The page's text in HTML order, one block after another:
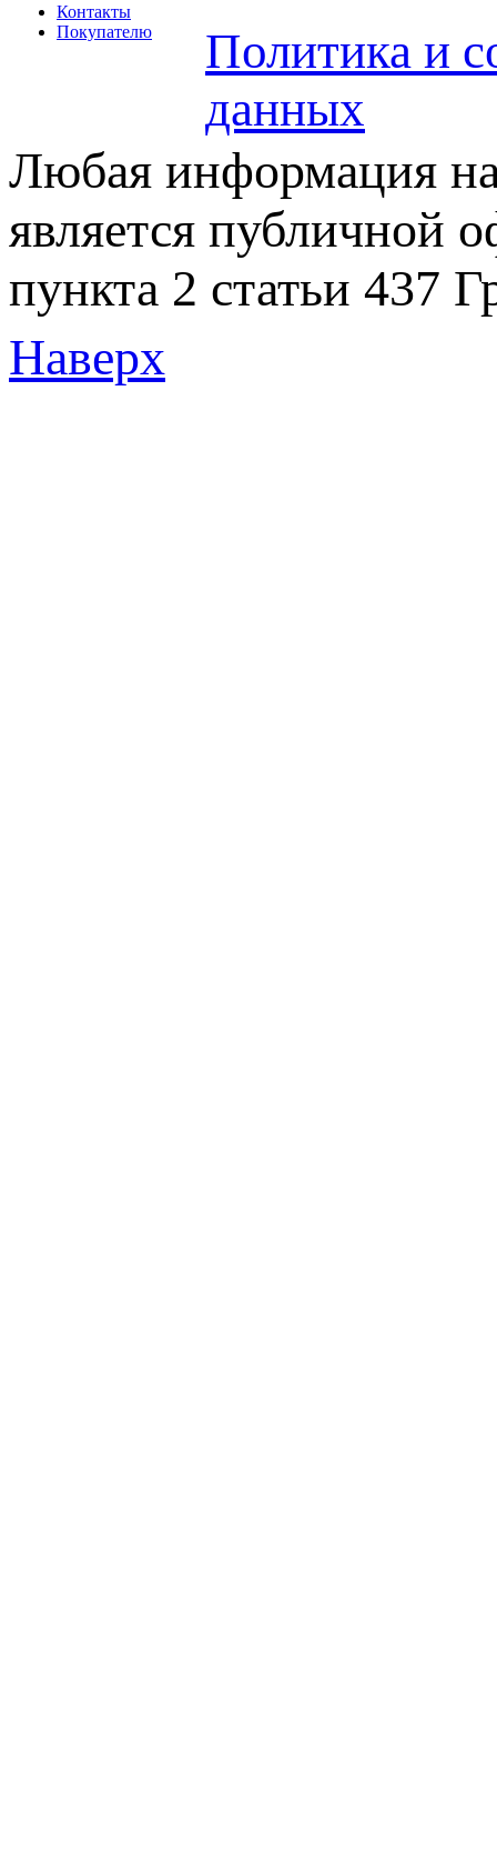
Контакты
Покупателю
Политика и
данных
Любая информация на
является публичной
пункта 2 статьи 437
Наверх